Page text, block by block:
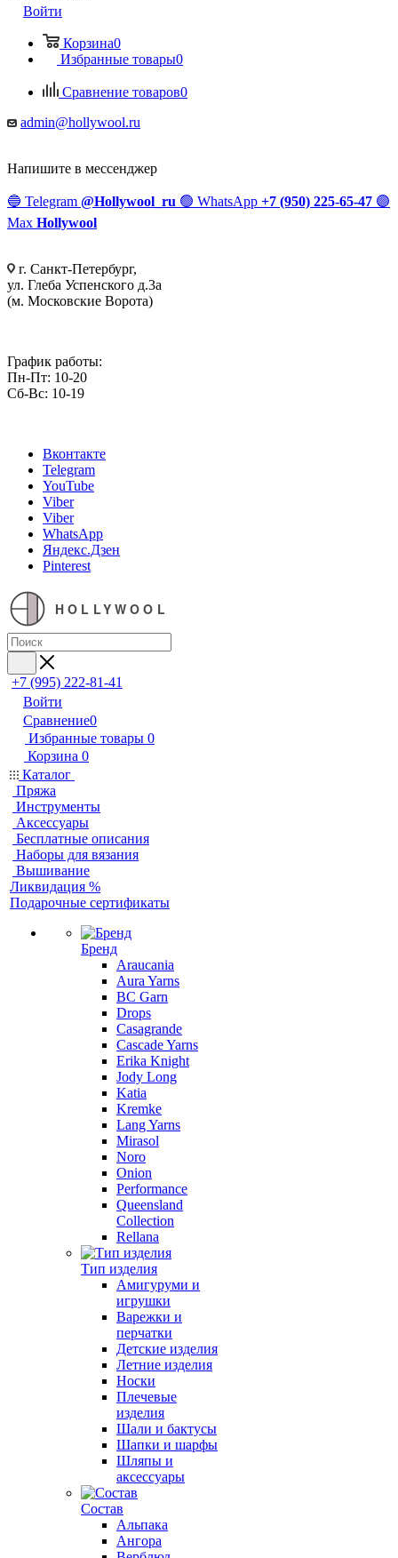
Войти
Корзина0
Избранные товары0
Сравнение товаров0
admin@hollywool.ru
Напишите в мессенджер
🔵 Telegram @Hollywool_ru 🟢 WhatsApp +7 (950) 225-65-47 🟣
Max Hollywool
г. Санкт-Петербург,
ул. Глеба Успенского д.3а
(м. Московские Ворота)
График работы:
Пн-Пт: 10-20
Сб-Вс: 10-19
Вконтакте
Telegram
YouTube
Viber
Viber
WhatsApp
Яндекс.Дзен
Pinterest
HOLLYWOOL
+7 (995) 222-81-41
Войти
Сравнение0
Избранные товары 0
Корзина 0
Каталог
Пряжа
Инструменты
Аксессуары
Бесплатные описания
Наборы для вязания
Вышивание
Ликвидация %
Подарочные сертификаты
Бренд
Araucania
Aura Yarns
BC Garn
Drops
Casagrande
Cascade Yarns
Erika Knight
Jody Long
Katia
Kremke
Lang Yarns
Mirasol
Noro
Onion
Performance
Queensland
Collection
Rellana
Тип изделия
Амигуруми и
игрушки
Варежки и
перчатки
Детские изделия
Летние изделия
Носки
Плечевые
изделия
Шали и бактусы
Шапки и шарфы
Шляпы и
аксессуары
Состав
Альпака
Ангора